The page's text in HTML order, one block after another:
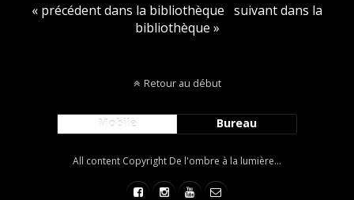
« précédent dans la bibliothèque suivant dans la
bibliothèque »
Retour au début
Mobile Bureau
All content Copyright De l'ombre à la lumière...